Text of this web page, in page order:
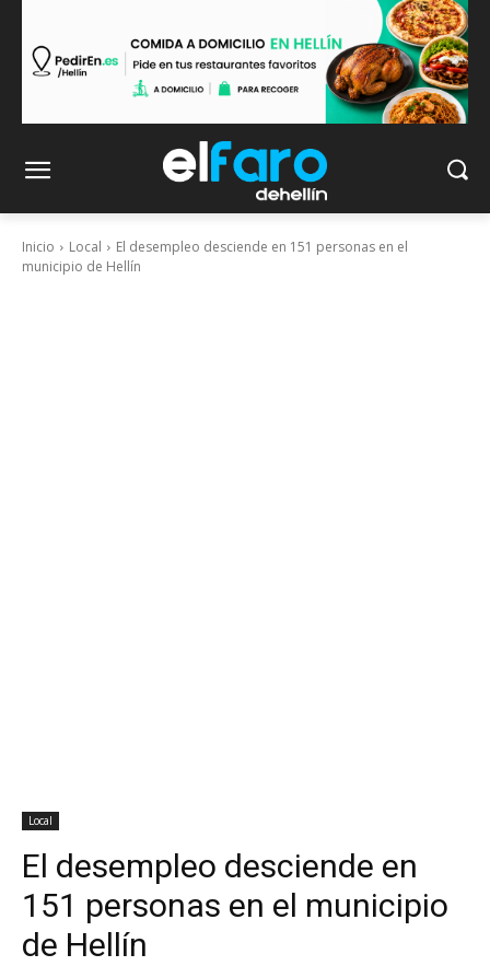
Inicio Local
El desempleo desciende en 151 personas en el
municipio de Hellín
Local
El desempleo desciende en
151 personas en el municipio
de Hellín